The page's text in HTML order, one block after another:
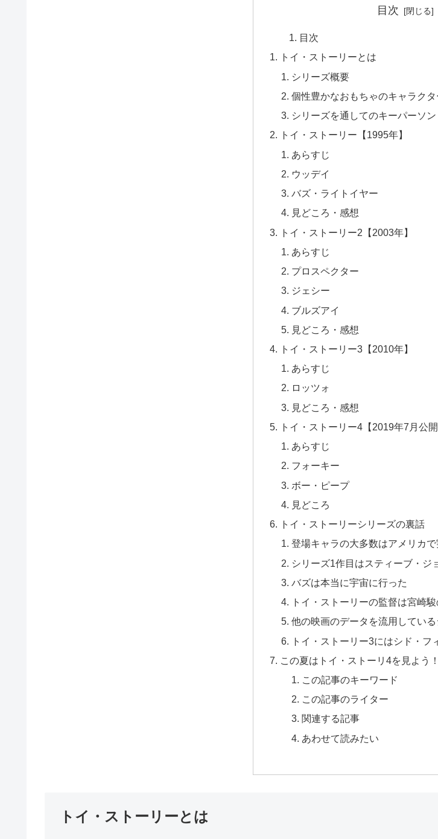
目次
目次
トイ・ストーリーとは
シリーズ概要
個性豊かなおもちゃのキャラクタ
シリーズを通してのキーパーソン
トイ・ストーリー【1995年】
あらすじ
ウッデイ
バズ・ライトイヤー
見どころ・感想
トイ・ストーリー2【2003年】
あらすじ
プロスペクター
ジェシー
ブルズアイ
見どころ・感想
トイ・ストーリー3【2010年】
あらすじ
ロッツォ
見どころ・感想
トイ・ストーリー4【2019年7月公開
あらすじ
フォーキー
ボー・ピープ
見どころ
トイ・ストーリーシリーズの裏話
登場キャラの大多数はアメリカ
シリーズ1作目はスティーブ・ジ
バズは本当に宇宙に行った
トイ・ストーリーの監督は宮崎
他の映画のデータを流用してい
トイ・ストーリー3にはシド・フ
この夏はトイ・ストーリ4を見よう！
この記事のキーワード
この記事のライター
関連する記事
あわせて読みたい
トイ・ストーリーとは